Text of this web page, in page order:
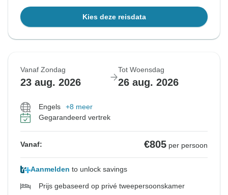
Kies deze reisdata
Vanaf Zondag
23 aug. 2026
Tot Woensdag
26 aug. 2026
Engels
+8 meer
Gegarandeerd vertrek
Vanaf: €805 per persoon
Aanmelden to unlock savings
Prijs gebaseerd op privé tweepersoonskamer